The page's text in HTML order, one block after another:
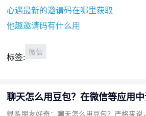
心遇最新的邀请码在哪里获取
他趣邀请码有什么用
标签:
微信
聊天怎么用豆包？在微信等应用
很多朋友好奇：聊天怎么用豆包？严格来说